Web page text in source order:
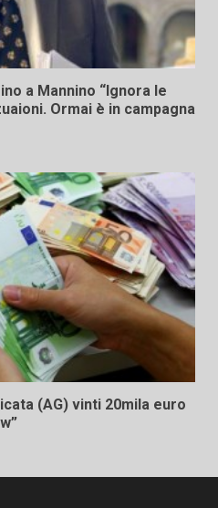
a Mannino “Ignora le
Ormai è in campagna
(AG) vinti 20mila euro